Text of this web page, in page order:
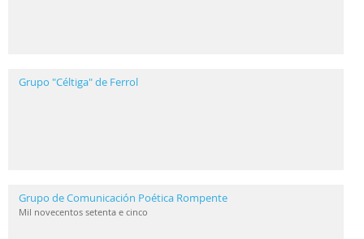
Grupo "Céltiga" de Ferrol
Grupo de Comunicación Poética Rompente
Mil novecentos setenta e cinco